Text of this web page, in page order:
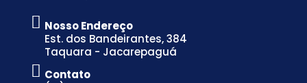
Nosso Endereço
Est. dos Bandeirantes, 384
Taquara - Jacarepaguá
Contato